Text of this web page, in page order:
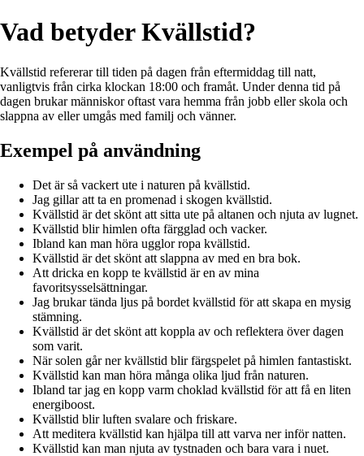
Vad betyder Kvällstid?
Kvällstid refererar till tiden på dagen från eftermiddag till natt,
vanligtvis från cirka klockan 18:00 och framåt. Under denna tid på
dagen brukar människor oftast vara hemma från jobb eller skola och
slappna av eller umgås med familj och vänner.
Exempel på användning
Det är så vackert ute i naturen på kvällstid.
Jag gillar att ta en promenad i skogen kvällstid.
Kvällstid är det skönt att sitta ute på altanen och njuta av lugnet.
Kvällstid blir himlen ofta färgglad och vacker.
Ibland kan man höra ugglor ropa kvällstid.
Kvällstid är det skönt att slappna av med en bra bok.
Att dricka en kopp te kvällstid är en av mina
favoritsysselsättningar.
Jag brukar tända ljus på bordet kvällstid för att skapa en mysig
stämning.
Kvällstid är det skönt att koppla av och reflektera över dagen
som varit.
När solen går ner kvällstid blir färgspelet på himlen fantastiskt.
Kvällstid kan man höra många olika ljud från naturen.
Ibland tar jag en kopp varm choklad kvällstid för att få en liten
energiboost.
Kvällstid blir luften svalare och friskare.
Att meditera kvällstid kan hjälpa till att varva ner inför natten.
Kvällstid kan man njuta av tystnaden och bara vara i nuet.